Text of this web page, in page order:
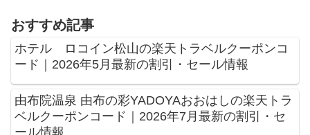
おすすめ記事
ホテル ロコイン松山の楽天トラベルクーポンコ
ード｜2026年5月最新の割引・セール情報
由布院温泉 由布の彩YADOYAおおはしの楽天トラ
ベルクーポンコード｜2026年7月最新の割引・セ
ール情報